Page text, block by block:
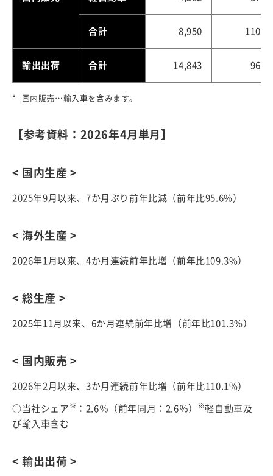
合計 8,950 110.1
輸出出荷 合計 14,843 96.9
国内販売…輸入車を含みます。
【参考資料：2026年4月単月】
< 国内生産 >
2025年9月以来、7か月ぶり前年比減（前年比95.6%）
< 海外生産 >
2026年1月以来、4か月連続前年比増（前年比109.3%）
< 総生産 >
2025年11月以来、6か月連続前年比増（前年比101.3%）
< 国内販売 >
2026年2月以来、3か月連続前年比増（前年比110.1%）
○当社シェア ※ ：2.6％（前年同月：2.6％） ※軽自動車及
び輸入車含む
< 輸出出荷 >